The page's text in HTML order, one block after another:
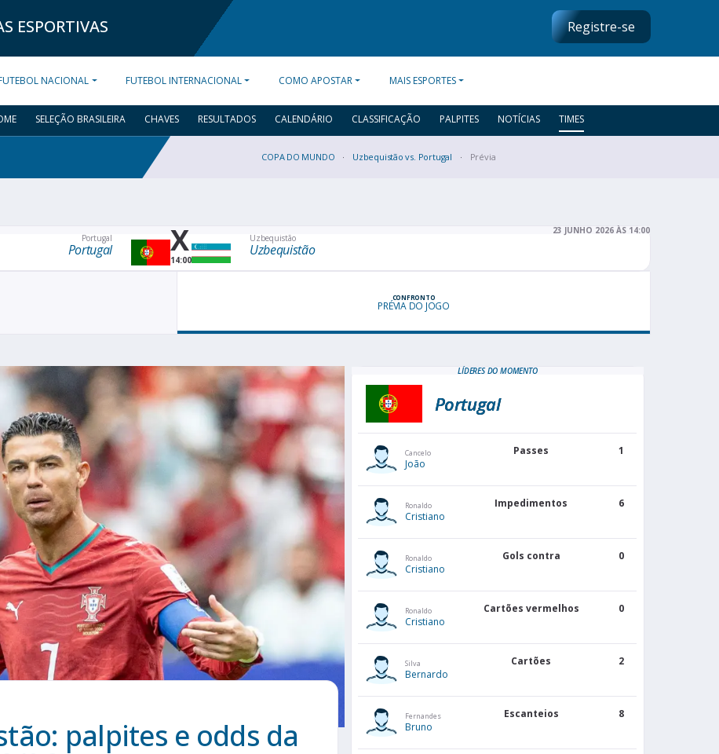
ESPORTIVAS Registre-se
NACIONAL FUTEBOL INTERNACIONAL COMO APOSTAR MAIS ESPORTES
SELEÇÃO BRASILEIRA CHAVES RESULTADOS CALENDÁRIO CLASSIFICAÇÃO PALPITES NOTÍCIAS TIMES
COPA DO MUNDO Uzbequistão vs. Portugal Prévia
23 JUNHO 2026 ÀS 14:00
Portugal
Portugal
Uzbequistão
Uzbequistão
X
14:00
CONFRONTO
PRÉVIA DO JOGO
palpites e odds da
LÍDERES DO MOMENTO
Portugal
Cancelo
João
Passes 1
Ronaldo
Cristiano
Impedimentos 6
Ronaldo
Cristiano
Gols contra 0
Ronaldo
Cristiano
Cartões vermelhos 0
Silva
Bernardo
Cartões 2
Fernandes
Bruno
Escanteios 8